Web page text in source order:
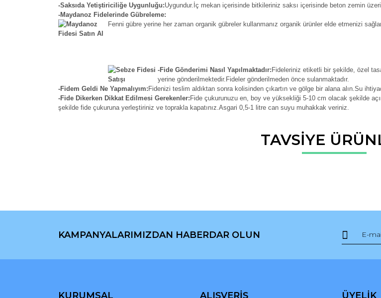
-Saksıda Yetiştiriciliğe Uygunluğu:Uygundur.İç mekan içerisinde bitkileriniz saksı içerisinde beton zemin
-Maydanoz Fidelerinde Gübreleme:
Fenni gübre yerine her zaman organik gübreler kullanmanız organik ürünler elde etmenizi
-Fide Gönderimi Nasıl Yapılmaktadır: Fideleriniz etiketli bir şekilde, özel
yerine gönderilmektedir.Fideler gönderilmeden önce sulanmaktadır.
-Fidem Geldi Ne Yapmalıyım: Fidenizi teslim aldıktan sonra kolisinden çıkartın ve gölge bir alana alın.Su
-Fide Dikerken Dikkat Edilmesi Gerekenler: Fide çukurunuzu en, boy ve yüksekliği 5-10 cm olacak şekilde
şekilde fide çukuruna yerleştiriniz ve toprakla kapatınız.Asgari 0,5-1 litre can suyu muhakkak veriniz.
Bu ürüne ilk yorumu siz yapın!
Bu ürünün fiyat bilgisi, resim, ürün açıklamalarında ve diğer konularda yetersiz gördüğünüz
Ürün fiyatı diğer sitelerden daha pahalı.
Gönder
TAVSİYE
KAMPANYALARIMIZDAN HABERDAR OLUN
KURUMSAL ALIŞVERİŞ ÜYELİK